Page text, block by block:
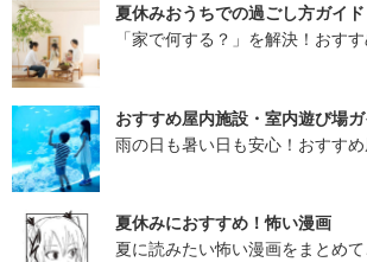
夏休みおうちでの過ごし方ガイド
「家で何する？」を解決！おす
おすすめ屋内施設・室内遊び場
雨の日も暑い日も安心！おすす
夏休みにおすすめ！怖い漫画
夏に読みたい怖い漫画をまとめて